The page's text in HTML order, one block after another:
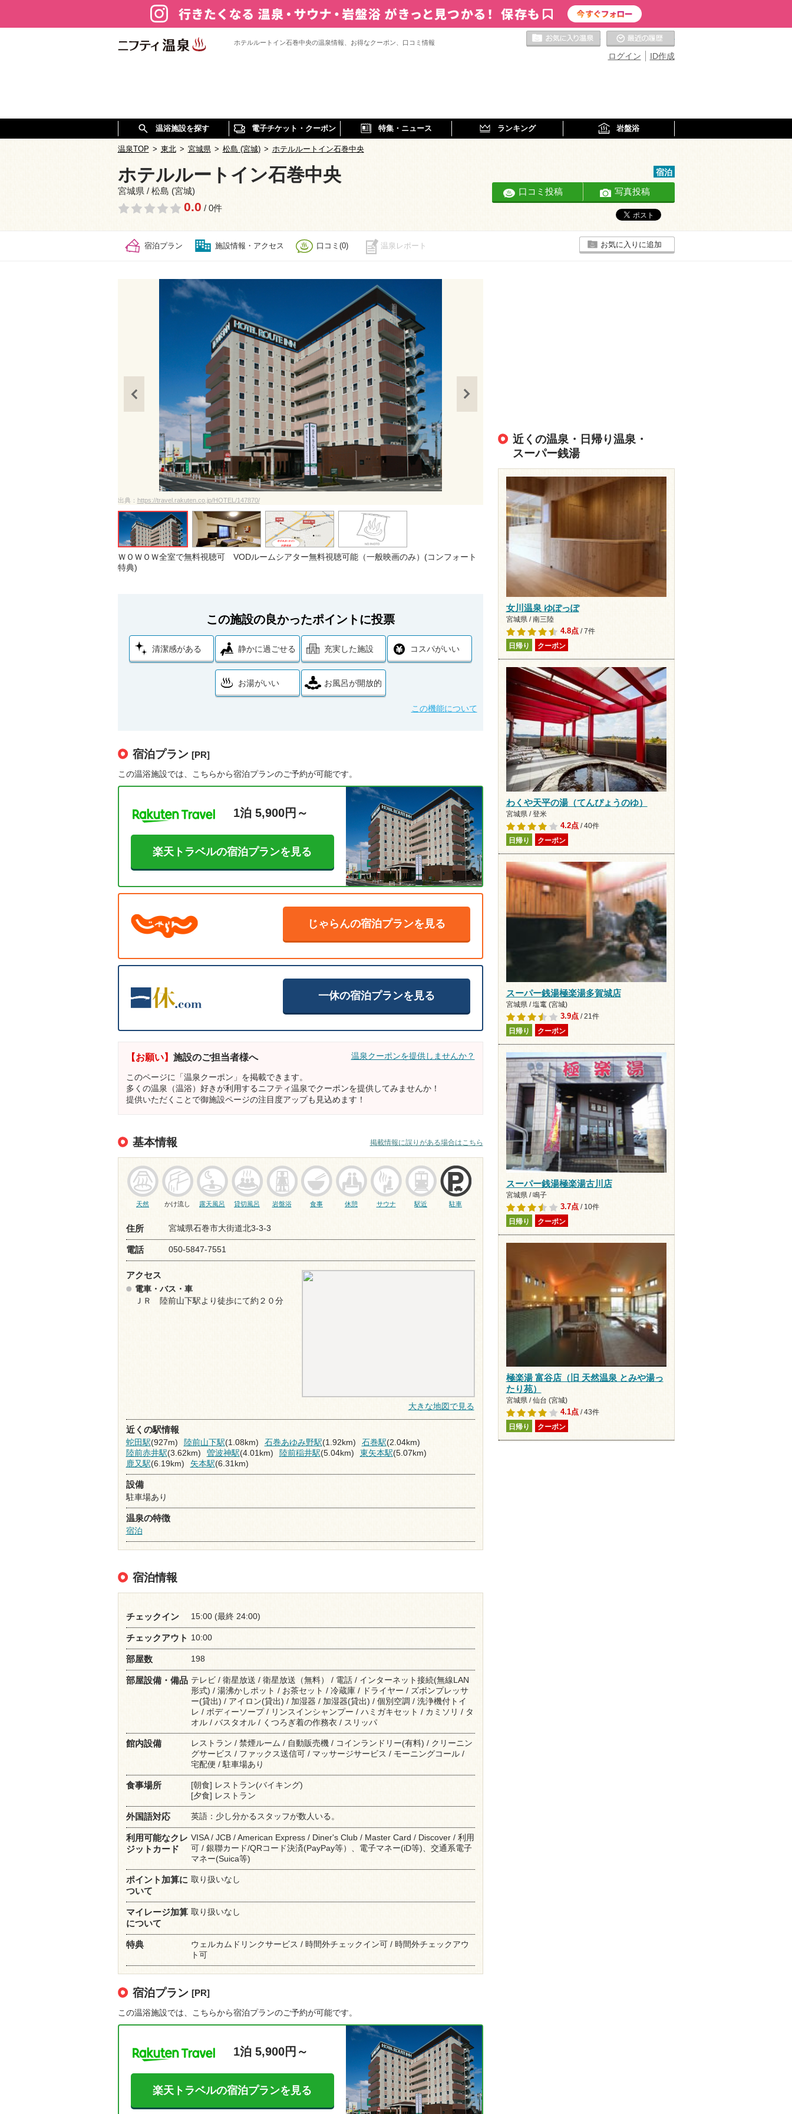
ホテルルートイン石巻中央の温泉情報、お得なクーポン、口コミ情報
ID作成
ログイン
お気に入りの温泉
温浴施設を探す 電子チケット・クーポン 特集・ニュース ランキング 岩盤浴
温泉TOP > 東北 > 宮城県 > 松島 (宮城) > ホテルルートイン石巻中央
ホテルルートイン石巻中央
宮城県 / 松島 (宮城)
0.0 / 0件
宿泊
口コミ投稿 写真投稿
宿泊プラン 施設情報・アクセス 口コミ(0) 温泉レポート お気に入りに追加
出典： https://travel.rakuten.co.jp/HOTEL/147870/ https://travel.rakuten.co.jp/HOTEL/147870/
ＷＯＷＯＷ全室で無料視聴可 VODルームシアター無料視聴可能（一般映画のみ）(コンフォート
特典)
この施設の良かったポイントに投票
清潔感がある 静かに過ごせる 充実した施設 コスパがいい
お湯がいい お風呂が開放的
この機能について
宿泊プラン [PR]
この温浴施設では、こちらから宿泊プランのご予約が可能です。
1泊 5,900円～
楽天トラベルの宿泊プランを見る
じゃらんの宿泊プランを見る
一休の宿泊プランを見る
【お願い】 施設のご担当者様へ 温泉クーポンを提供しませんか？
このページに「温泉クーポン」を掲載できます。
多くの温泉（温浴）好きが利用するニフティ温泉でクーポンを提供してみませんか！
提供いただくことで御施設ページの注目度アップも見込めます！
基本情報 掲載情報に誤りがある場合はこちら
天然 かけ流し 露天風呂 貸切風呂 岩盤浴 食事 休憩 サウナ 駅近 駐車
住所 宮城県石巻市大街道北3-3-3
電話 050-5847-7551
アクセス
電車・バス・車
ＪＲ 陸前山下駅より徒歩にて約２０分
大きな地図で見る
近くの駅情報
蛇田駅(927m) 陸前山下駅(1.08km) 石巻あゆみ野駅(1.92km) 石巻駅(2.04km)
陸前赤井駅(3.62km) 曽波神駅(4.01km) 陸前稲井駅(5.04km) 東矢本駅(5.07km)
鹿又駅(6.19km) 矢本駅(6.31km)
設備
駐車場あり
温泉の特徴
宿泊
宿泊情報
チェックイン 15:00 (最終 24:00)
チェックアウト 10:00
部屋数 198
部屋設備・備品 テレビ / 衛星放送 / 衛星放送（無料） / 電話 / インターネット接続(無線LAN
形式) / 湯沸かしポット / お茶セット / 冷蔵庫 / ドライヤー / ズボンプレッサ
ー(貸出) / アイロン(貸出) / 加湿器 / 加湿器(貸出) / 個別空調 / 洗浄機付トイ
レ / ボディーソープ / リンスインシャンプー / ハミガキセット / カミソリ / タ
オル / バスタオル / くつろぎ着の作務衣 / スリッパ
館内設備
レストラン / 禁煙ルーム / 自動販売機 / コインランドリー(有料) / クリーニン
グサービス / ファックス送信可 / マッサージサービス / モーニングコール /
宅配便 / 駐車場あり
食事場所
[朝食] レストラン(バイキング)
[夕食] レストラン
外国語対応 英語：少し分かるスタッフが数人いる。
利用可能なクレ
ジットカード
VISA / JCB / American Express / Diner's Club / Master Card / Discover / 利用
可 / 銀聯カード/QRコード決済(PayPay等）、電子マネー(iD等)、交通系電子
マネー(Suica等)
ポイント加算に
ついて
取り扱いなし
マイレージ加算
について
取り扱いなし
特典
ウェルカムドリンクサービス / 時間外チェックイン可 / 時間外チェックアウ
ト可
宿泊プラン [PR]
この温浴施設では、こちらから宿泊プランのご予約が可能です。
1泊 5,900円～
楽天トラベルの宿泊プランを見る
近くの温泉・日帰り温泉・
スーパー銭湯
女川温泉 ゆぽっぽ
宮城県 / 南三陸
4.8点/ 7件
日帰り クーポン
わくや天平の湯（てんぴょうのゆ）
宮城県 / 登米
4.2点/ 40件
日帰り クーポン
スーパー銭湯極楽湯多賀城店
宮城県 / 塩竃 (宮城)
3.9点/ 21件
日帰り クーポン
スーパー銭湯極楽湯古川店
宮城県 / 鳴子
3.7点/ 10件
日帰り クーポン
極楽湯 富谷店（旧 天然温泉 とみや湯っ
たり苑）
宮城県 / 仙台 (宮城)
4.1点/ 43件
日帰り クーポン